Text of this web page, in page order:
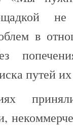
в
путей